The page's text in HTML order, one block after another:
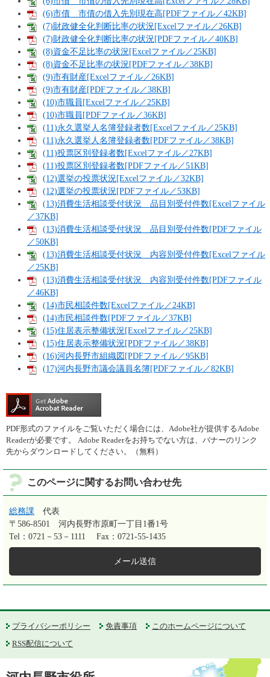
(6)市債 市債の借入先別現在高[PDFファイル／42KB]
(7)財政健全化判断比率の状況[Excelファイル／26KB]
(7)財政健全化判断比率の状況[PDFファイル／40KB]
(8)資金不足比率の状況[Excelファイル／25KB]
(8)資金不足比率の状況[PDFファイル／38KB]
(9)市有財産[Excelファイル／26KB]
(9)市有財産[PDFファイル／38KB]
(10)市職員[Excelファイル／25KB]
(10)市職員[PDFファイル／36KB]
(11)永久選挙人名簿登録者数[Excelファイル／25KB]
(11)永久選挙人名簿登録者数[PDFファイル／38KB]
(11)投票区別登録者数[Excelファイル／27KB]
(11)投票区別登録者数[PDFファイル／51KB]
(12)選挙の投票状況[Excelファイル／32KB]
(12)選挙の投票状況[PDFファイル／53KB]
(13)消費生活相談受付状況 品目別受付件数[Excelファイル
／37KB]
(13)消費生活相談受付状況 品目別受付件数[PDFファイル
／50KB]
(13)消費生活相談受付状況 内容別受付件数[Excelファイル
／25KB]
(13)消費生活相談受付状況 内容別受付件数[PDFファイル
／46KB]
(14)市民相談件数[Excelファイル／24KB]
(14)市民相談件数[PDFファイル／37KB]
(15)住居表示整備状況[Excelファイル／25KB]
(15)住居表示整備状況[PDFファイル／38KB]
(16)河内長野市組織図[PDFファイル／95KB]
(17)河内長野市議会議員名簿[PDFファイル／82KB]
PDF形式のファイルをご覧いただく場合には、Adobe社が提供するAdobe
Readerが必要です。
Adobe Readerをお持ちでない方は、バナーのリンク
先からダウンロードしてください。（無料）
このページに関するお問い合わせ先
総務課
代表
〒586-8501
河内長野市原町一丁目1番1号
Tel：0721－53－1111
Fax：0721-55-1435
メール送信
プライバシーポリシー 免責事項
このホームページについて
RSS配信について